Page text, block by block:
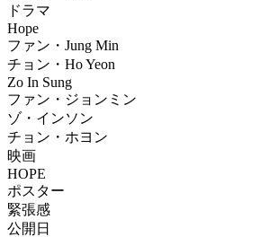
ドラマ
Hope
ファン・Jung Min
チョン・Ho Yeon
Zo In Sung
ファン・ジョンミン
ゾ・インソン
チョン・ホヨン
映画
HOPE
ポスター
緊張感
公開日